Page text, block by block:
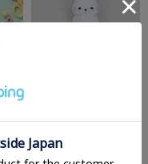
ロ
対